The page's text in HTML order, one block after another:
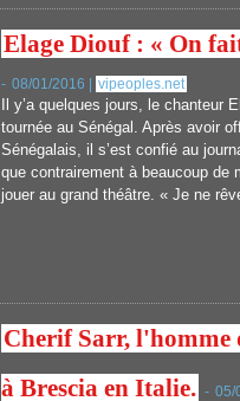
Elage Diouf : « On
- 08/01/2016 | vipeoples.net
Il y’a quelques jours, le chanteur
tournée au Sénégal. Après avoir
Sénégalais, il s’est confié au
que contrairement à beaucoup de
jouer au grand théâtre. « Je ne
Cherif Sarr, l'homme
à Brescia en Italie. - 05/